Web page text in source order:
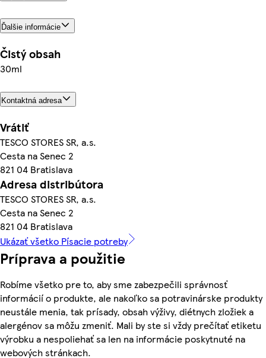
Ďalšie informácie
Čistý obsah
30ml
Kontaktná adresa
Vrátiť
TESCO STORES SR, a.s.
Cesta na Senec 2
821 04 Bratislava
Adresa distribútora
TESCO STORES SR, a.s.
Cesta na Senec 2
821 04 Bratislava
Ukázať všetko Písacie potreby
Príprava a použitie
Robíme všetko pre to, aby sme zabezpečili správnosť
informácií o produkte, ale nakoľko sa potravinárske produkty
neustále menia, tak prísady, obsah výživy, diétnych zložiek a
alergénov sa môžu zmeniť. Mali by ste si vždy prečítať etiketu
výrobku a nespoliehať sa len na informácie poskytnuté na
webových stránkach.